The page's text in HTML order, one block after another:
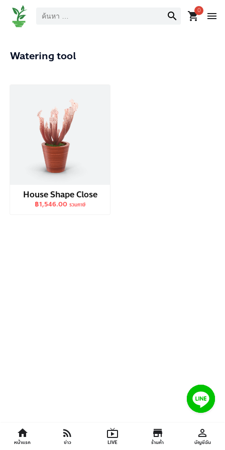
search shopping_cart0 menu
Watering tool
House Shape Close
฿1,546.00 รวมภาษี
© 2026 จ๊วดคอมเมิร์ซ... สงวนลิขสิทธิ์.
โดย WPDevThai
home
หน้าแรก
rss_feed
ข่าว
live_tv
LIVE
store
ร้านค้า
perm_identity
บัญชีฉัน